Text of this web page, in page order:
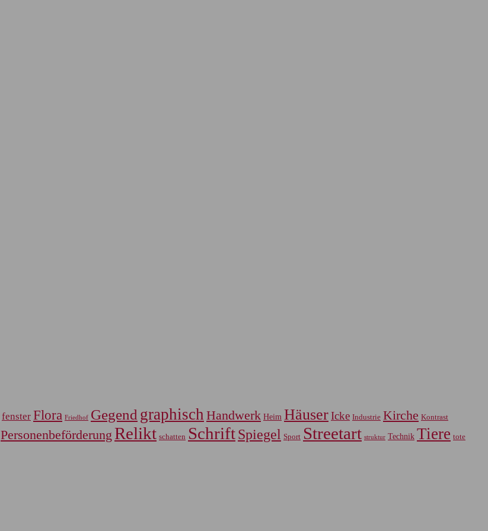
fenster Flora Friedhof Gegend graphisch Handwerk Heim HäuserIcke Industrie Kirche Kontrast
Personenbeförderung Relikt schatten SchriftSpiegel Sport Streetart struktur Technik Tiere tote